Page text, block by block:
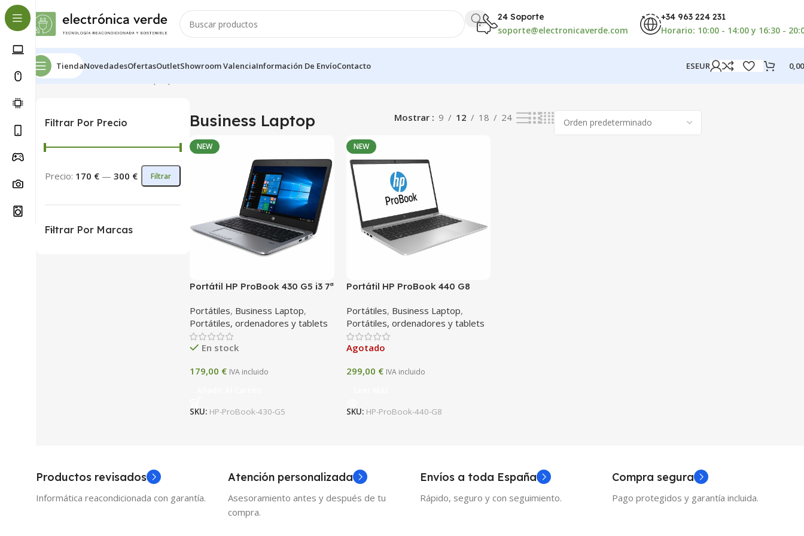
24 Soporte
soporte@electronicaverde.com
+34 963 224 231
Horario: 10:00 - 14:00 y 16:30 -
TiendaNovedadesOfertasOutletShowroom ValenciaInformación De EnvíoContacto ESEUR
Inicio Portátiles
Filtrar Por Precio
Filtrar
Precio: 170 € — 300 €
Filtrar Por Marcas
Business Laptop Mostrar 9 12 18 24
NEW
Portátil HP ProBook 430 G5 i3 7ª
Portátiles, Business Laptop,
Portátiles, ordenadores y tablets
En stock
179,00 € IVA incluido
SKU: HP-ProBook-430-G5
NEW
Portátil HP ProBook 440 G8
procesador Intel i5 de 11ª
generación, 8 GB de RAM y SSD
de 240 GB
Portátiles, Business Laptop,
Portátiles, ordenadores y tablets
Agotado
299,00 € IVA incluido
SKU: HP-ProBook-440-G8
Productos revisados
Informática reacondicionada con garantía.
Atención personalizada
Asesoramiento antes y después de tu
compra.
Envíos a toda España
Rápido, seguro y con seguimiento.
Compra segura
Pago protegidos y garantía incluida.